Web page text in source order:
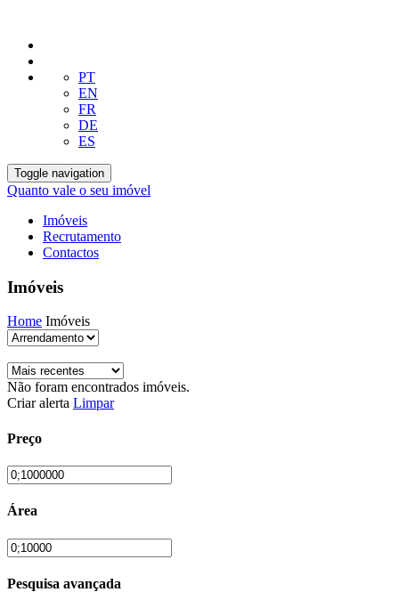
PT
EN
FR
DE
ES
Toggle navigation
Quanto vale o seu imóvel
Imóveis
Recrutamento
Contactos
Imóveis
Home Imóveis
Não foram encontrados imóveis.
Criar alerta Limpar
Preço
Área
Pesquisa avançada